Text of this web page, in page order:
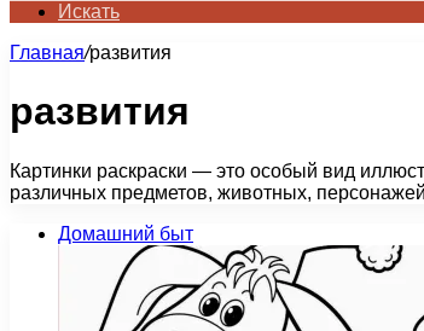
Искать
Главная/развития
развития
Картинки раскраски — это особый вид
различных предметов, животных,
Домашний быт